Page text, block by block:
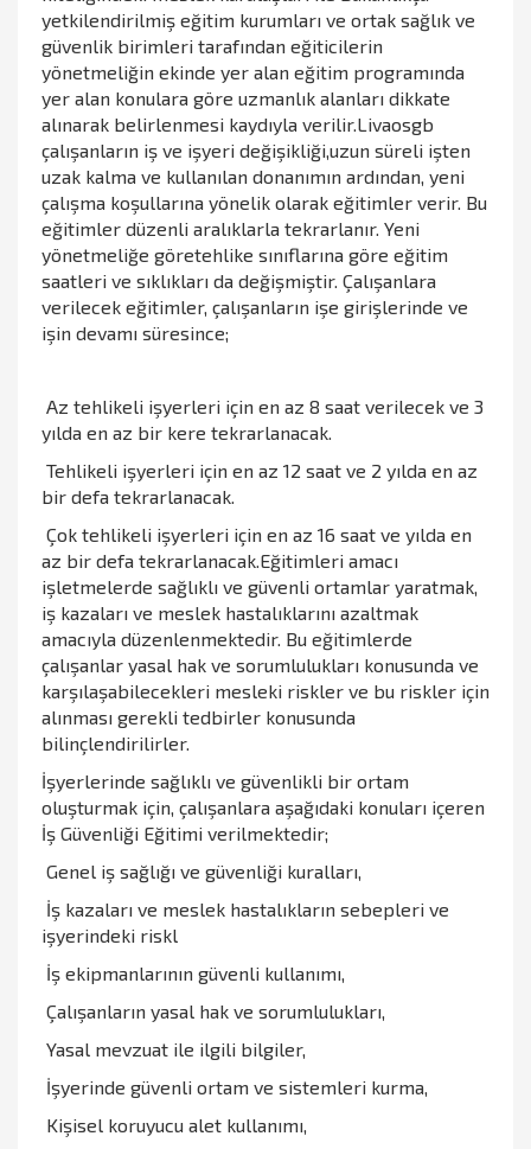
yetkilendirilmiş eğitim kurumları ve ortak sağlık ve
güvenlik birimleri tarafından eğiticilerin
yönetmeliğin ekinde yer alan eğitim programında
yer alan konulara göre uzmanlık alanları dikkate
alınarak belirlenmesi kaydıyla verilir.Livaosgb
çalışanların iş ve işyeri değişikliği,uzun süreli işten
uzak kalma ve kullanılan donanımın ardından, yeni
çalışma koşullarına yönelik olarak eğitimler verir. Bu
eğitimler düzenli aralıklarla tekrarlanır. Yeni
yönetmeliğe göretehlike sınıflarına göre eğitim
saatleri ve sıklıkları da değişmiştir. Çalışanlara
verilecek eğitimler, çalışanların işe girişlerinde ve
işin devamı süresince;
Az tehlikeli işyerleri için en az 8 saat verilecek ve 3
yılda en az bir kere tekrarlanacak.
Tehlikeli işyerleri için en az 12 saat ve 2 yılda en az
bir defa tekrarlanacak.
Çok tehlikeli işyerleri için en az 16 saat ve yılda en
az bir defa tekrarlanacak.Eğitimleri amacı
işletmelerde sağlıklı ve güvenli ortamlar yaratmak,
iş kazaları ve meslek hastalıklarını azaltmak
amacıyla düzenlenmektedir. Bu eğitimlerde
çalışanlar yasal hak ve sorumlulukları konusunda ve
karşılaşabilecekleri mesleki riskler ve bu riskler için
alınması gerekli tedbirler konusunda
bilinçlendirilirler.
İşyerlerinde sağlıklı ve güvenlikli bir ortam
oluşturmak için, çalışanlara aşağıdaki konuları içeren
İş Güvenliği Eğitimi verilmektedir;
Genel iş sağlığı ve güvenliği kuralları,
İş kazaları ve meslek hastalıkların sebepleri ve
işyerindeki riskl
İş ekipmanlarının güvenli kullanımı,
Çalışanların yasal hak ve sorumlulukları,
Yasal mevzuat ile ilgili bilgiler,
İşyerinde güvenli ortam ve sistemleri kurma,
Kişisel koruyucu alet kullanımı,